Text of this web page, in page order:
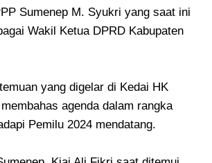
Sumenep M. Syukri yang saat ini
Wakil Ketua DPRD Kabupaten
yang digelar di Kedai HK
agenda dalam rangka
Pemilu 2024 mendatang.